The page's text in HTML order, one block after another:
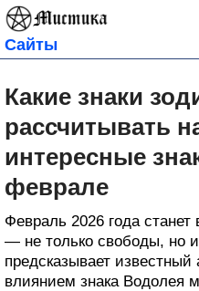
Сайты
Какие знаки
рассчитывать
интересные
феврале
Февраль 2026 года
— не только свободы, но
предсказывает
влиянием знака Водолея